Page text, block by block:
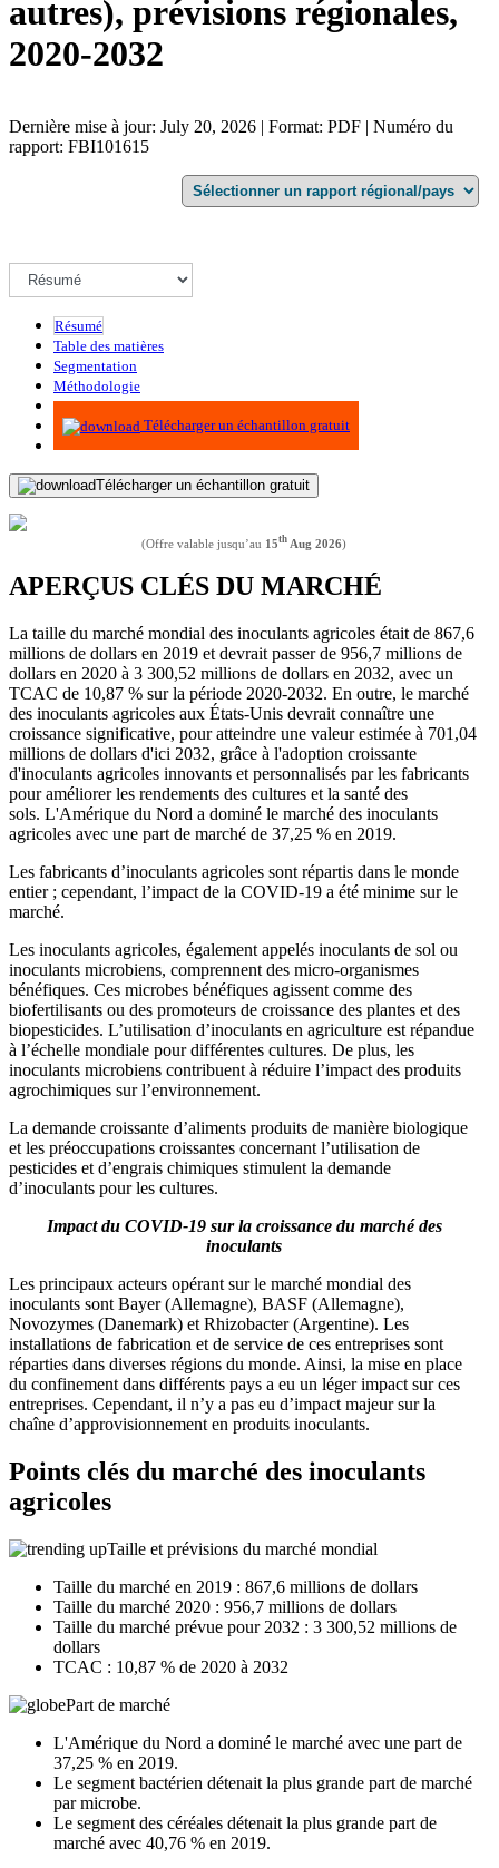
autres), prévisions régionales,
2020-2032
Dernière mise à jour: July 20, 2026 | Format: PDF | Numéro du
rapport: FBI101615
Résumé
Table des matières
Segmentation
Méthodologie
Infographie
Télécharger un échantillon gratuit
Télécharger un échantillon gratuit
(Offre valable jusqu’au 15th Aug 2026)
APERÇUS CLÉS DU MARCHÉ
La taille du marché mondial des inoculants agricoles était de 867,6
millions de dollars en 2019 et devrait passer de 956,7 millions de
dollars en 2020 à 3 300,52 millions de dollars en 2032, avec un
TCAC de 10,87 % sur la période 2020-2032. En outre, le marché
des inoculants agricoles aux États-Unis devrait connaître une
croissance significative, pour atteindre une valeur estimée à 701,04
millions de dollars d'ici 2032, grâce à l'adoption croissante
d'inoculants agricoles innovants et personnalisés par les fabricants
pour améliorer les rendements des cultures et la santé des
sols. L'Amérique du Nord a dominé le marché des inoculants
agricoles avec une part de marché de 37,25 % en 2019.
Les fabricants d’inoculants agricoles sont répartis dans le monde
entier ; cependant, l’impact de la COVID-19 a été minime sur le
marché.
Les inoculants agricoles, également appelés inoculants de sol ou
inoculants microbiens, comprennent des micro-organismes
bénéfiques. Ces microbes bénéfiques agissent comme des
biofertilisants ou des promoteurs de croissance des plantes et des
biopesticides. L’utilisation d’inoculants en agriculture est répandue
à l’échelle mondiale pour différentes cultures. De plus, les
inoculants microbiens contribuent à réduire l’impact des produits
agrochimiques sur l’environnement.
La demande croissante d’aliments produits de manière biologique
et les préoccupations croissantes concernant l’utilisation de
pesticides et d’engrais chimiques stimulent la demande
d’inoculants pour les cultures.
Impact du COVID-19 sur la croissance du marché des
inoculants
Les principaux acteurs opérant sur le marché mondial des
inoculants sont Bayer (Allemagne), BASF (Allemagne),
Novozymes (Danemark) et Rhizobacter (Argentine). Les
installations de fabrication et de service de ces entreprises sont
réparties dans diverses régions du monde. Ainsi, la mise en place
du confinement dans différents pays a eu un léger impact sur ces
entreprises. Cependant, il n’y a pas eu d’impact majeur sur la
chaîne d’approvisionnement en produits inoculants.
Points clés du marché des inoculants
agricoles
Taille et prévisions du marché mondial
Taille du marché en 2019 : 867,6 millions de dollars
Taille du marché 2020 : 956,7 millions de dollars
Taille du marché prévue pour 2032 : 3 300,52 millions de
dollars
TCAC : 10,87 % de 2020 à 2032
Part de marché
L'Amérique du Nord a dominé le marché avec une part de
37,25 % en 2019.
Le segment bactérien détenait la plus grande part de marché
par microbe.
Le segment des céréales détenait la plus grande part de
marché avec 40,76 % en 2019.